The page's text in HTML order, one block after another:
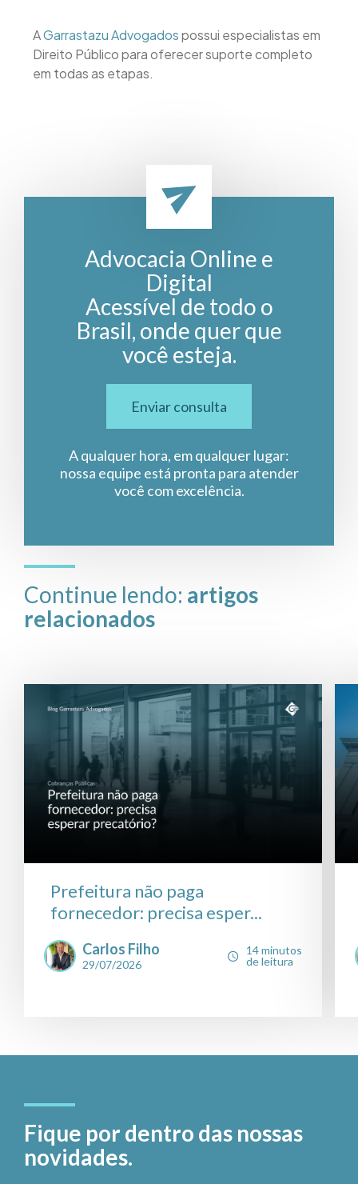
AGarrastazu Advogadospossui especialistas em
Direito Público para oferecer suporte completo
em todas as etapas.
Advocacia Online e
Digital
Acessível de todo o
Brasil, onde quer que
você esteja.
Enviar consulta
A qualquer hora, em qualquer lugar:
nossa equipe está pronta para atender
você com excelência.
Continue lendo: artigos
relacionados
Prefeitura não paga
fornecedor: precisa esper...
Carlos Filho
29/07/2026
14 minutos
de leitura
Fique por dentro das nossas
novidades.